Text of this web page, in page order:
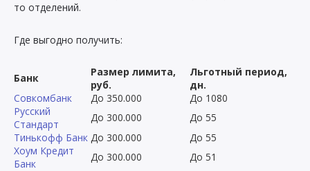
то отделений.
Где выгодно получить:
Банк
Размер лимита,
руб.
Льготный период,
дн.
Совкомбанк
До 350.000
До 1080
Русский
Стандарт
До 300.000
До 55
Тинькофф Банк До 300.000
До 55
Хоум Кредит
Банк
До 300.000
До 51